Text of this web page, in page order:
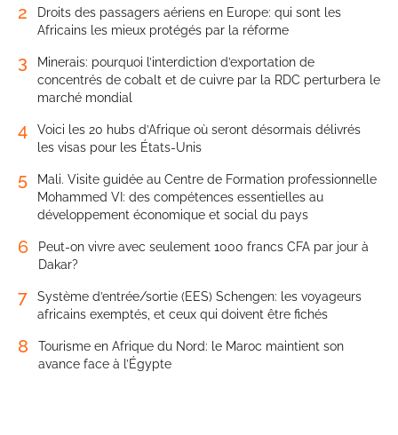
2
Droits des passagers aériens en Europe: qui sont les
Africains les mieux protégés par la réforme
3
Minerais: pourquoi l’interdiction d’exportation de
concentrés de cobalt et de cuivre par la RDC perturbera le
marché mondial
4
Voici les 20 hubs d’Afrique où seront désormais délivrés
les visas pour les États-Unis
5
Mali. Visite guidée au Centre de Formation professionnelle
Mohammed VI: des compétences essentielles au
développement économique et social du pays
6
Peut-on vivre avec seulement 1000 francs CFA par jour à
Dakar?
7
Système d’entrée/sortie (EES) Schengen: les voyageurs
africains exemptés, et ceux qui doivent être fichés
8
Tourisme en Afrique du Nord: le Maroc maintient son
avance face à l’Égypte